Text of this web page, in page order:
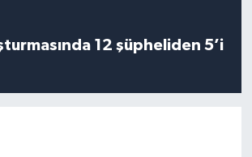
12 şüpheliden 5’i